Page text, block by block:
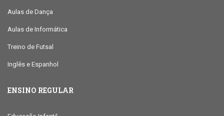
Aulas de Dança
Aulas de Informática
Treino de Futsal
Inglês e Espanhol
ENSINO REGULAR